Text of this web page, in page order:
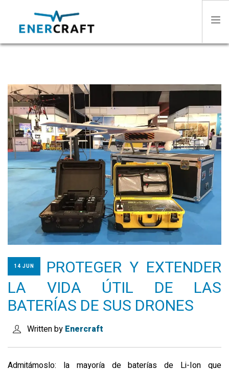
SOBRE NOSOTROS
SECTORES
PRODUCTOS
CONTACTO
ESPAÑOL
14 JUN
PROTEGER Y EXTENDER
LA VIDA ÚTIL DE LAS
BATERÍAS DE SUS DRONES
Written by Enercraft
Admitámoslo: la mayoría de baterías de Li-Ion que